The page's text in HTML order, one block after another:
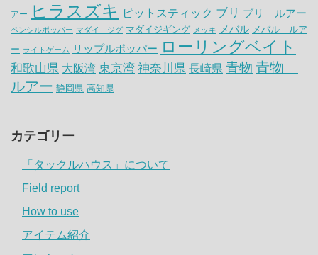
アー ヒラスズキ ピットスティック ブリ ブリ ルアー
ペンシルポッパー マダイ ジグ マダイジギング メッキ メバル メバル ルア
ー ライトゲーム リップルポッパー ローリングベイト
和歌山県 大阪湾 東京湾 神奈川県 長崎県 青物 青物
ルアー 静岡県 高知県
カテゴリー
「タックルハウス」について
Field report
How to use
アイテム紹介